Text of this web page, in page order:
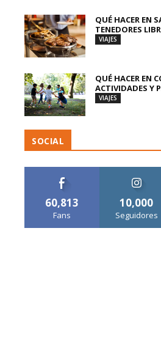
QUÉ HACER EN
TENEDORES
VIAJES
QUÉ HACER EN
ACTIVIDADES Y
VIAJES
SOCIAL
60,813
Fans
10,000
Seguidores